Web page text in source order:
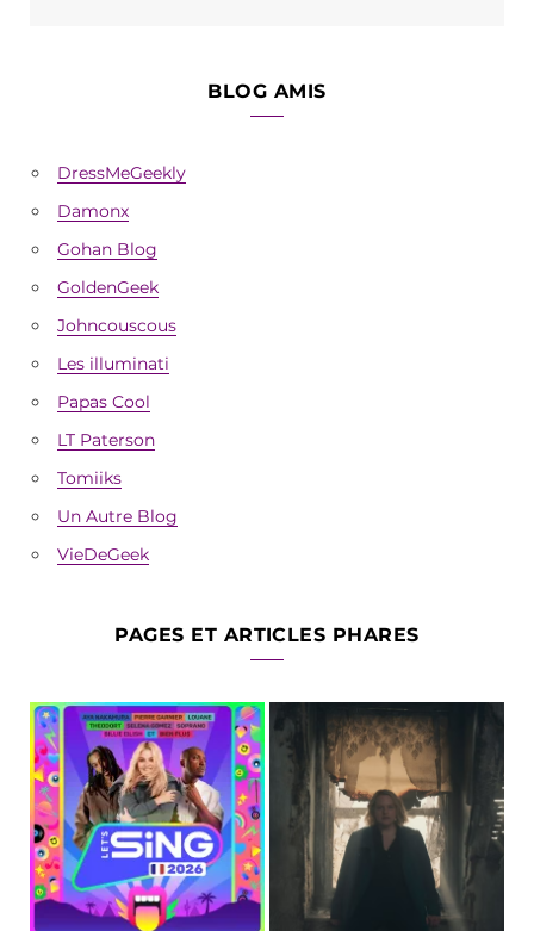
BLOG AMIS
DressMeGeekly
Damonx
Gohan Blog
GoldenGeek
Johncouscous
Les illuminati
Papas Cool
LT Paterson
Tomiiks
Un Autre Blog
VieDeGeek
PAGES ET ARTICLES PHARES